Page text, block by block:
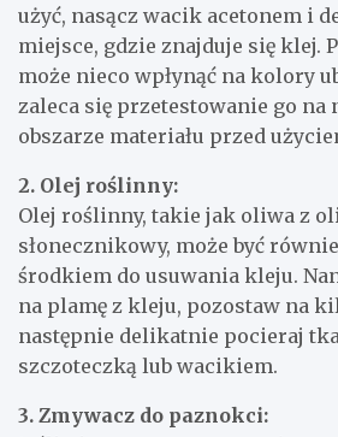
użyć, nasącz wacik acetonem i
miejsce, gdzie znajduje się klej.
może nieco wpłynąć na kolory
zaleca się przetestowanie go
obszarze materiału przed
2. Olej roślinny:
Olej roślinny, takie jak oliwa z
słonecznikowy, może być
środkiem do usuwania kleju.
na plamę z kleju, pozostaw na
następnie delikatnie pocieraj
szczoteczką lub wacikiem.
3. Zmywacz do paznokci: